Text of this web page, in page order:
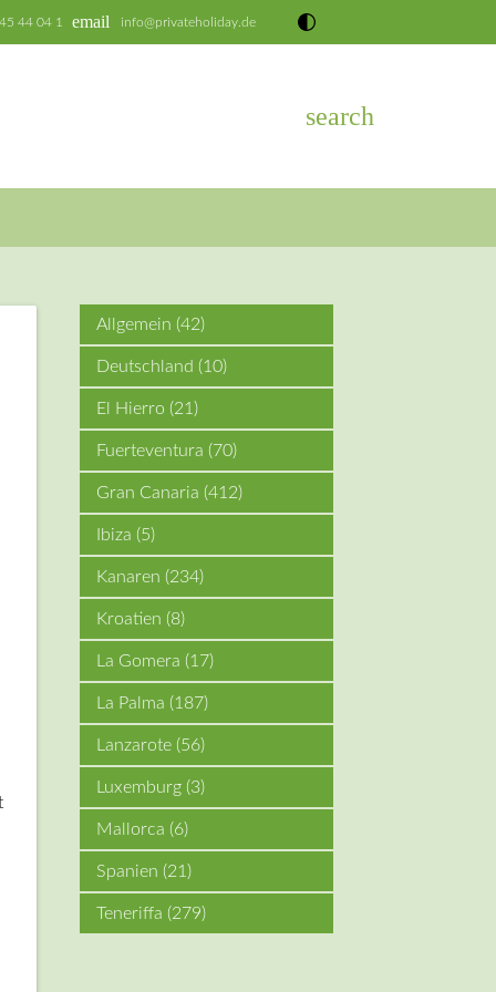
email info@privateholiday.de
44 04 1
search
Allgemein (42)
Deutschland (10)
El Hierro (21)
Fuerteventura (70)
Gran Canaria (412)
Ibiza (5)
Kanaren (234)
Kroatien (8)
La Gomera (17)
La Palma (187)
Lanzarote (56)
Luxemburg (3)
Mallorca (6)
Spanien (21)
Teneriffa (279)